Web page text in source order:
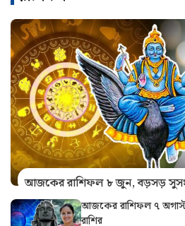
আজকের রাশিফল ৮ জুন, বড়সড়
আজকের রাশিফল ৭
রাশির